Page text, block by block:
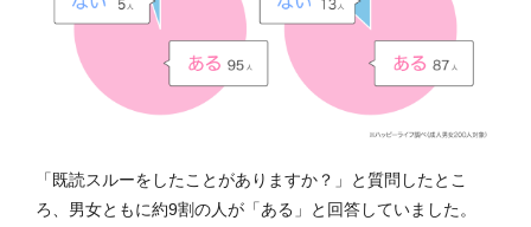
「既読スルーをしたことがありますか？」と質問したとこ
ろ、男女ともに約9割の人が「ある」と回答していました。